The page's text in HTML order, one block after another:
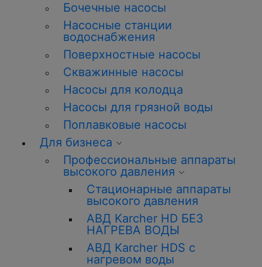
Бочечные насосы
Насосные станции
водоснабжения
Поверхностные насосы
Скважинные насосы
Насосы для колодца
Насосы для грязной воды
Поплавковые насосы
Для бизнеса
Профессиональные аппараты
высокого давления
Стационарные аппараты
высокого давления
АВД Karcher HD БЕЗ
НАГРЕВА ВОДЫ
АВД Karcher HDS с
нагревом воды